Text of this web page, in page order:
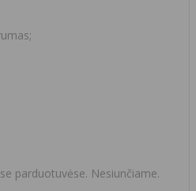
parduotuvėse. Nesiunčiame.